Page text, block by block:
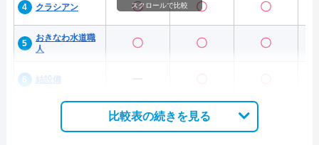
クラシアン 〇 〇 〇
おきなわ水道職
人
〇 〇 〇
結設備
スクロールで比較
比較表の続きを見る